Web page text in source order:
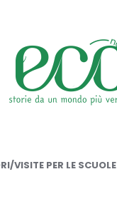
VISITE PER LE SCUOLE